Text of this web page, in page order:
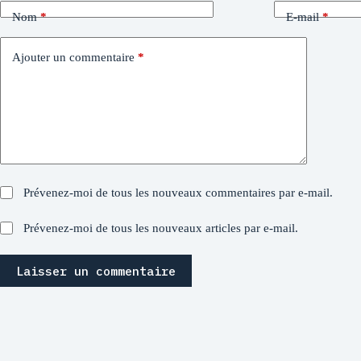
Nom* E-mail*
Ajouter un commentaire *
Prévenez-moi de tous les nouveaux commentaires par e-mail.
Prévenez-moi de tous les nouveaux articles par e-mail.
Laisser un commentaire